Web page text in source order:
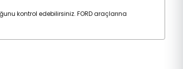
kontrol edebilirsiniz. FORD araçlarına